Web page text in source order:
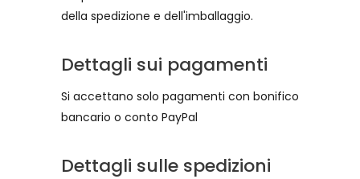
della spedizione e dell'imballaggio.
Dettagli sui pagamenti
Si accettano solo pagamenti con bonifico
bancario o conto PayPal
Dettagli sulle spedizioni